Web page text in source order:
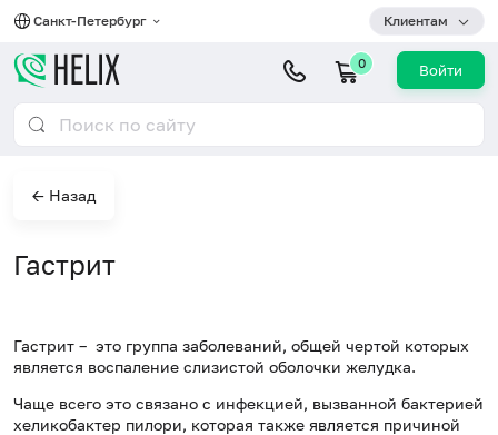
Санкт-Петербург Клиентам
0 Войти
← Назад
Гастрит
Гастрит – это группа заболеваний, общей чертой которых
является воспаление слизистой оболочки желудка.
Чаще всего это связано с инфекцией, вызванной бактерией
хеликобактер пилори, которая также является причиной